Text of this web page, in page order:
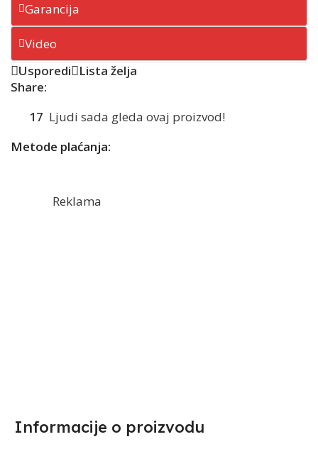
Garancija
Video
Usporedi
Lista želja
Share:
17 Ljudi sada gleda ovaj proizvod!
Metode plaćanja:
Reklama
Informacije o proizvodu​